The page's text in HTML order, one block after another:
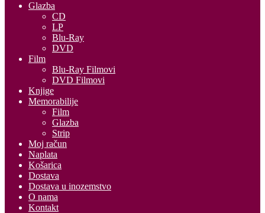
Glazba
CD
LP
Blu-Ray
DVD
Film
Blu-Ray Filmovi
DVD Filmovi
Knjige
Memorabilije
Film
Glazba
Strip
Moj račun
Naplata
Košarica
Dostava
Dostava u inozemstvo
O nama
Kontakt